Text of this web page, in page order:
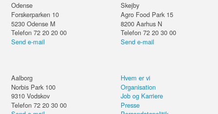
Odense
Forskerparken 10
5230 Odense M
Telefon 72 20 20 00
Send e-mail
Skejby
Agro Food Park 15
8200 Aarhus N
Telefon 72 20 30 00
Send e-mail
Aalborg
Norbis Park 100
9310 Vodskov
Telefon 72 20 30 00
Hvem er vi
Organisation
Job og Karriere
Presse